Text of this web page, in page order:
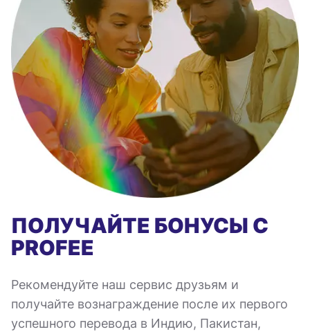
ПОЛУЧАЙТЕ БОНУСЫ С
PROFEE
Рекомендуйте наш сервис друзьям и
получайте вознаграждение после их первого
успешного перевода в Индию, Пакистан,